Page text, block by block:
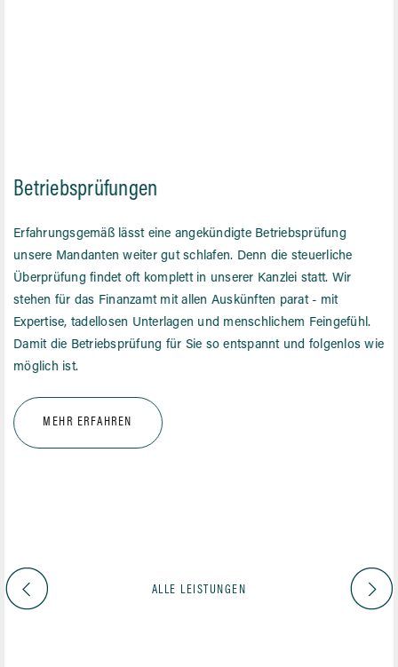
Betriebsprüfungen
Erfahrungsgemäß lässt eine angekündigte Betriebsprüfung
unsere Mandanten weiter gut schlafen. Denn die steuerliche
Überprüfung findet oft komplett in unserer Kanzlei statt. Wir
stehen für das Finanzamt mit allen Auskünften parat - mit
Expertise, tadellosen Unterlagen und menschlichem Feingefühl.
Damit die Betriebsprüfung für Sie so entspannt und folgenlos wie
möglich ist.
MEHR ERFAHREN